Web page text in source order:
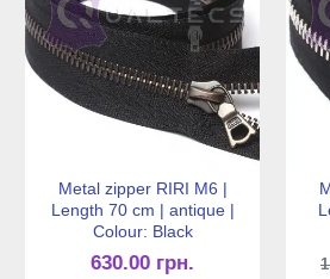
Metal zipper RIRI M6 |
Length 70 cm | antique |
Colour: Black
630.00 грн.